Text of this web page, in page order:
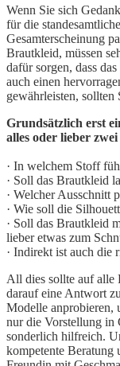
Wenn Sie sich
für die
Gesamterscheinung
Brautkleid, müssen
dafür sorgen, dass
auch einen
gewährleisten, sollten
Grundsätzlich erst
alles oder lieber
· In welchem Stoff
· Soll das Brautkleid
· Welcher Ausschnitt
· Wie soll die
· Soll das Brautkleid
lieber etwas zum
· Indirekt ist auch die
All dies sollte auf alle
darauf eine Antwort
Modelle anprobieren,
nur die Vorstellung in
sonderlich hilfreich.
kompetente Beratung